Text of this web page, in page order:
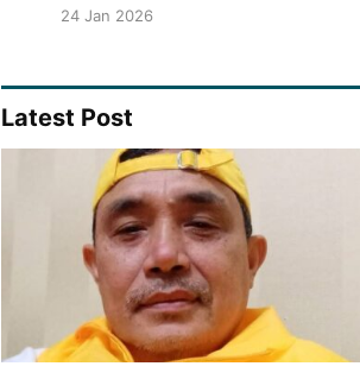
24 Jan 2026
Latest Post